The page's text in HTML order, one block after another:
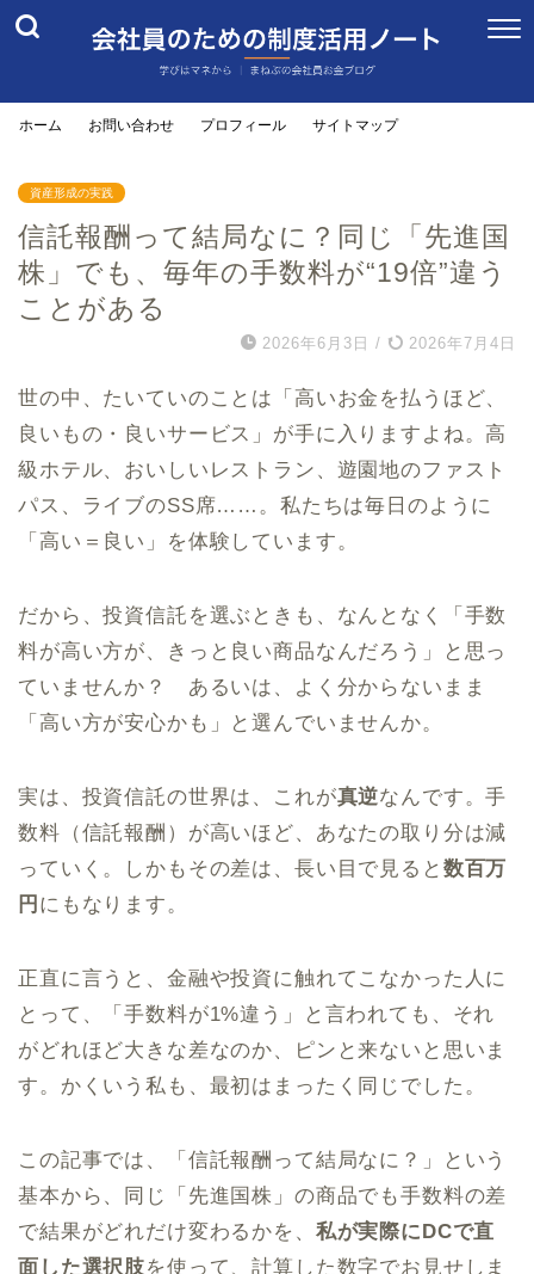
ホーム お問い合わせ プロフィール サイトマップ
資産形成の実践
信託報酬って結局なに？同じ「先進国
株」でも、毎年の手数料が“19倍”違う
ことがある
2026年6月3日 / 2026年7月4日
世の中、たいていのことは「高いお金を払うほど、
良いもの・良いサービス」が手に入りますよね。高
級ホテル、おいしいレストラン、遊園地のファスト
パス、ライブのSS席……。私たちは毎日のように
「高い＝良い」を体験しています。
だから、投資信託を選ぶときも、なんとなく「手数
料が高い方が、きっと良い商品なんだろう」と思っ
ていませんか？ あるいは、よく分からないまま
「高い方が安心かも」と選んでいませんか。
実は、投資信託の世界は、これが真逆なんです。手
数料（信託報酬）が高いほど、あなたの取り分は減
っていく。しかもその差は、長い目で見ると 数百万
円 にもなります。
正直に言うと、金融や投資に触れてこなかった人に
とって、「手数料が1%違う」と言われても、それ
がどれほど大きな差なのか、ピンと来ないと思いま
す。かくいう私も、最初はまったく同じでした。
この記事では、「信託報酬って結局なに？」という
基本から、同じ「先進国株」の商品でも手数料の差
で結果がどれだけ変わるかを、 私が実際にDCで直
面した選択肢を使って、計算した数字でお見せしま